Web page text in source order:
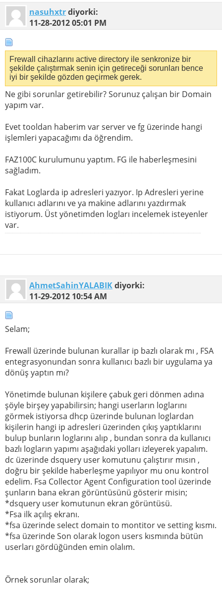
nasuhxtrdiyorki:
11-28-201205:01 PM
Frewall cihazlarını active directory ile senkronize bir
şekilde çalıştırmak senin için getireceği sorunları bence
iyi bir şekilde gözden geçirmek gerek.
Ne gibi sorunlar getirebilir? Sorunuz çalışan bir Domain
yapım var.
Evet tooldan haberim var server ve fg üzerinde hangi
işlemleri yapacağımı da öğrendim.
FAZ100C kurulumunu yaptım. FG ile haberleşmesini
sağladım.
Fakat Loglarda ip adresleri yazıyor. Ip Adresleri yerine
kullanıcı adlarını ve ya makine adlarını yazdırmak
istiyorum. Üst yönetimden logları incelemek isteyenler
var.
AhmetSahinYALABIKdiyorki:
11-29-2012 10:54 AM
Selam;
Frewall üzerinde bulunan kurallar ip bazlı olarak mı , FSA
entegrasyonundan sonra kullanıcı bazlı bir uygulama ya
dönüş yaptın mı?
Yönetimde bulunan kişilere çabuk geri dönmen adına
şöyle birşey yapabilirsin; hangi userların loglarını
görmek istiyorsa dhcp üzerinde bulunan loglardan
kişilerin hangi ip adresleri üzerinden çıkış yaptıklarını
bulup bunların loglarını alıp , bundan sonra da kullanıcı
bazlı logların yapımı aşağıdaki yolları izleyerek yapalım.
dc üzerinde dsquery user komutunu çalıştırır mısın ,
doğru bir şekilde haberleşme yapılıyor mu onu kontrol
edelim. Fsa Collector Agent Configuration tool üzerinde
şunların bana ekran görüntüsünü gösterir misin;
*dsquery user komutunun ekran görüntüsü.
*Fsa ilk açılış ekranı.
*fsa üzerinde select domain to montitor ve setting kısmı.
*fsa üzerinde Son olarak logon users kısmında bütün
userları gördüğünden emin olalım.
Örnek sorunlar olarak;